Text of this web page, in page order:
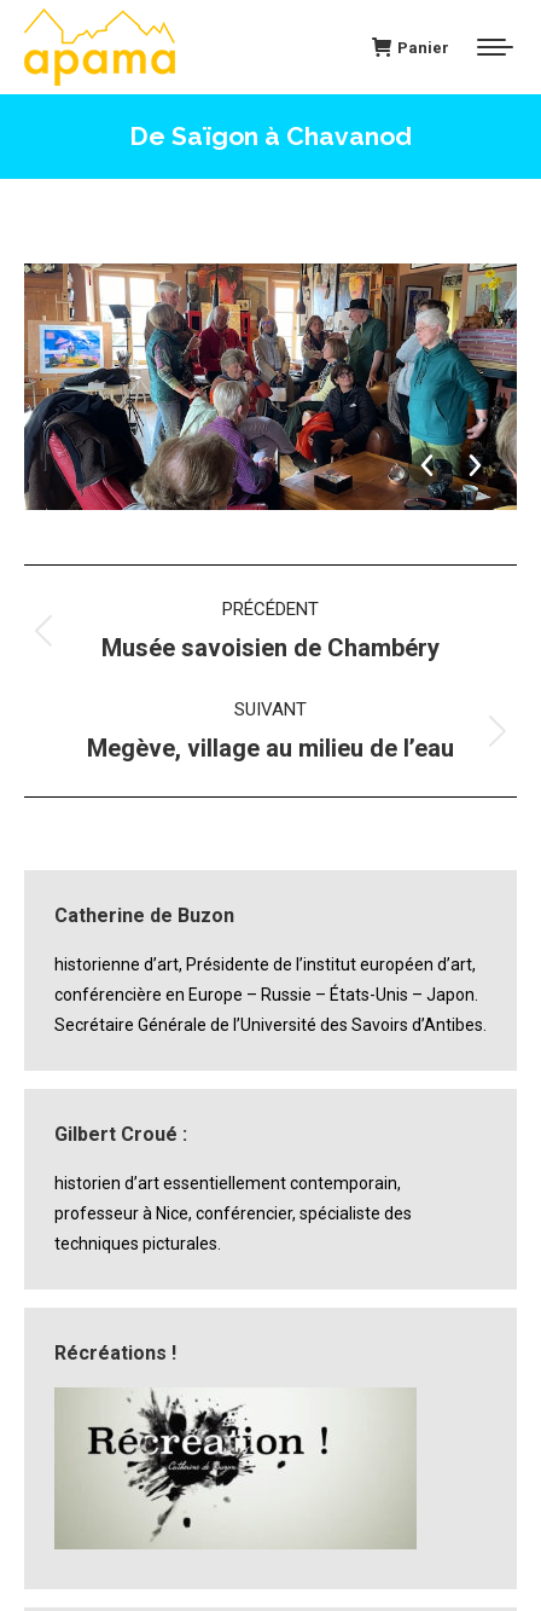
Panier
De Saïgon à Chavanod
album
PRÉCÉDENT
Album
:
Musée savoisien de Chambéry
SUIVANT
Album
Megève, village au milieu de l’eau
Catherine de Buzon
historienne d’art, Présidente de l’institut européen d’art,
conférencière en Europe – Russie – États-Unis – Japon.
Secrétaire Générale de l’Université des Savoirs d’Antibes.
Gilbert Croué :
historien d’art essentiellement contemporain,
professeur à Nice, conférencier, spécialiste des
techniques picturales.
Récréations !